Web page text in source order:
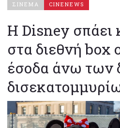
ΣΙΝΕΜΑ CINENEWS
Η Disney σπάει
στα διεθνή box
έσοδα άνω των